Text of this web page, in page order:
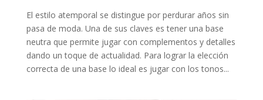
El estilo atemporal se distingue por perdurar años sin
pasa de moda. Una de sus claves es tener una base
neutra que permite jugar con complementos y detalles
dando un toque de actualidad. Para lograr la elección
correcta de una base lo ideal es jugar con los tonos...